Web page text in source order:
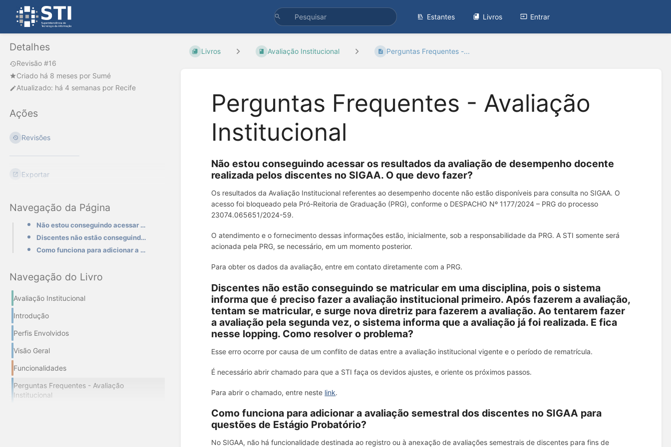
Estantes Livros Entrar
Detalhes
Revisão #16
Criado há 8 meses por Sumé
Atualizado: há 4 semanas por Recife
Ações
Revisões
Exportar
Navegação da Página
Não estou conseguindo acessar os resultados da avaliação de desempenho docente realizada pelos disce
Discentes não estão conseguindo se matricular em uma disciplina, pois o sistema informa que é precis
Como funciona para adicionar a avaliação semestral dos discentes no SIGAA para questões de Estágio P
Navegação do Livro
Avaliação Institucional
Introdução
Perfis Envolvidos
Visão Geral
Funcionalidades
Perguntas Frequentes - Avaliação
Institucional
Livros Avaliação Institucional Perguntas Frequentes -...
Perguntas Frequentes - Avaliação
Institucional
Não estou conseguindo acessar os resultados da avaliação de desempenho docente
realizada pelos discentes no SIGAA. O que devo fazer?
Os resultados da Avaliação Institucional referentes ao desempenho docente não estão disponíveis para consulta no SIGAA. O
acesso foi bloqueado pela Pró-Reitoria de Graduação (PRG), conforme o DESPACHO Nº 1177/2024 – PRG do processo
23074.065651/2024-59.
O atendimento e o fornecimento dessas informações estão, inicialmente, sob a responsabilidade da PRG. A STI somente será
acionada pela PRG, se necessário, em um momento posterior.
Para obter os dados da avaliação, entre em contato diretamente com a PRG.
Discentes não estão conseguindo se matricular em uma disciplina, pois o sistema
informa que é preciso fazer a avaliação institucional primeiro. Após fazerem a avaliação,
tentam se matricular, e surge nova diretriz para fazerem a avaliação. Ao tentarem fazer
a avaliação pela segunda vez, o sistema informa que a avaliação já foi realizada. E fica
nesse lopping. Como resolver o problema?
Esse erro ocorre por causa de um conflito de datas entre a avaliação institucional vigente e o período de rematrícula.
É necessário abrir chamado para que a STI faça os devidos ajustes, e oriente os próximos passos.
Para abrir o chamado, entre neste link.
Como funciona para adicionar a avaliação semestral dos discentes no SIGAA para
questões de Estágio Probatório?
No SIGAA, não há funcionalidade destinada ao registro ou à anexação de avaliações semestrais de discentes para fins de